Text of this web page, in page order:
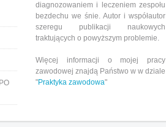
diagnozowaniem i leczeniem zespołu
bezdechu we śnie. Autor i współautor
szeregu publikacji naukowych
traktujących o powyższym problemie.
Więcej informacji o mojej pracy
zawodowej znajdą Państwo w w dziale
"Praktyka zawodowa"